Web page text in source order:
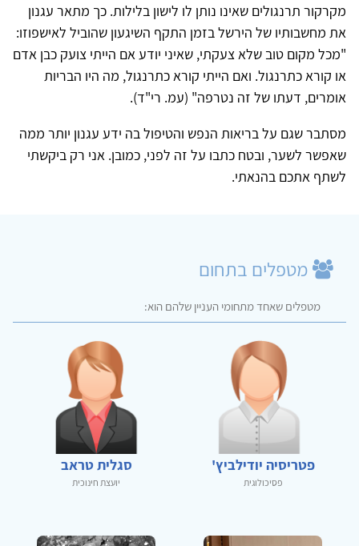
מקרקור תרנגולים שאינו נותן לו לישון בלילות. כך מתאר עגנון
את מחשבותיו של הירשל בזמן התקף השיגעון שהוביל לאישפוזו:
"מכל מקום טוב שלא צעקתי, שאיני יודע אם הייתי צועק כבן אדם
או קורא כתרנגול. ואם הייתי קורא כתרנגול, מה היו הבריות
אומרים, דעתו של זה נטרפה" (עמ. רי"ד).
מסתבר שגם על בריאות הנפש והטיפול בה ידע עגנון יותר ממה
שאפשר לשער, ובטח כתבו על זה לפני, כמובן. אני רק ביקשתי
לשתף אתכם בהנאתי.
מטפלים בתחום
מטפלים שאחד מתחומי העניין שלהם הוא:
פטריסיה יודילביץ'
פסיכולוגית
סגלית טראב
יועצת חינוכית